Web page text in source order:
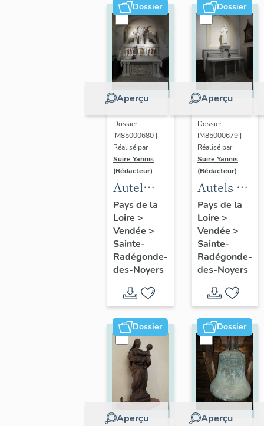
Dossier
Aperçu
Dossier
IM85000680 |
Réalisé par
Suire Yannis
(Rédacteur)
Autel
(maître
autel),
tabernacle,
statues
de la
Vierge à
l'Enfant
et
d'anges
Pays de la
Loire >
Vendée >
Sainte-
Radégonde-
des-Noyers
Dossier
Aperçu
Dossier
IM85000679 |
Réalisé par
Suire Yannis
(Rédacteur)
Autels et
tabernacles
(2) à la
Vierge et
à saint
Joseph
Pays de la
Loire >
Vendée >
Sainte-
Radégonde-
des-Noyers
Dossier
Aperçu
Dossier
Aperçu